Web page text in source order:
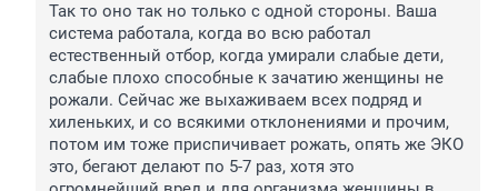
Так то оно так но только с одной стороны. Ваша
система работала, когда во всю работал
естественный отбор, когда умирали слабые дети,
слабые плохо способные к зачатию женщины не
рожали. Сейчас же выхаживаем всех подряд и
хиленьких, и со всякими отклонениями и прочим,
потом им тоже приспичивает рожать, опять же ЭКО
это, бегают делают по 5-7 раз, хотя это